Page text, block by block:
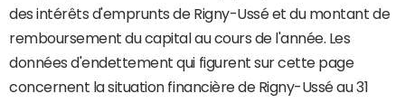
des intérêts d'emprunts de Rigny-Ussé et du montant de
remboursement du capital au cours de l'année. Les
données d'endettement qui figurent sur cette page
concernent la situation financière de Rigny-Ussé au 31